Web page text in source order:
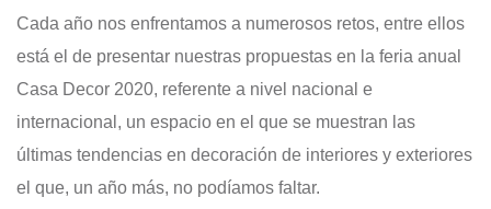
Cada año nos enfrentamos a numerosos retos, entre ellos
está el de presentar nuestras propuestas en la feria anual
Casa Decor 2020, referente a nivel nacional e
internacional, un espacio en el que se muestran las
últimas tendencias en decoración de interiores y exteriores
el que, un año más, no podíamos faltar.